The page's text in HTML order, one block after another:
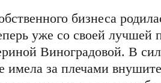
бизнеса
уже со своей лучшей
Виноградовой. В
имела за плечами